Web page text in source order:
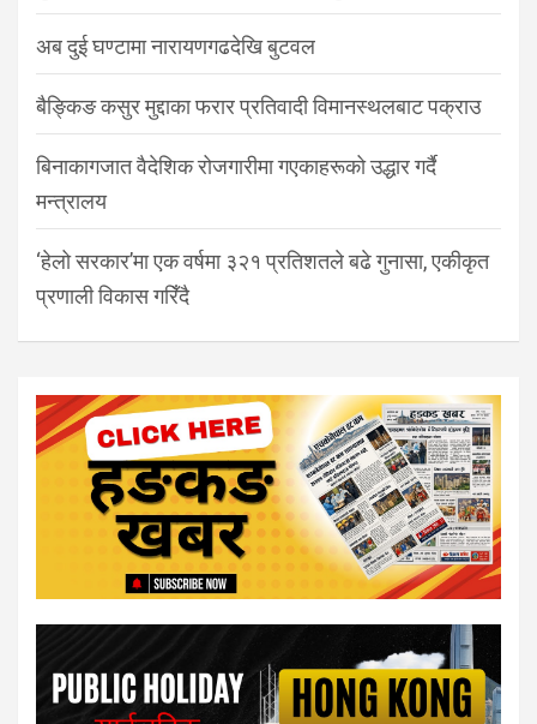
अब दुई घण्टामा नारायणगढदेखि बुटवल
बैङ्किङ कसुर मुद्दाका फरार प्रतिवादी विमानस्थलबाट पक्राउ
बिनाकागजात वैदेशिक रोजगारीमा गएकाहरूको उद्धार गर्दै
मन्त्रालय
‘हेलो सरकार’मा एक वर्षमा ३२१ प्रतिशतले बढे गुनासा, एकीकृत
प्रणाली विकास गरिँदै